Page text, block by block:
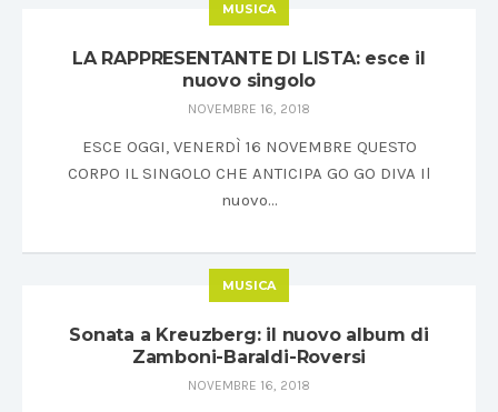
MUSICA
LA RAPPRESENTANTE DI LISTA: esce il
nuovo singolo
NOVEMBRE 16, 2018
ESCE OGGI, VENERDÌ 16 NOVEMBRE QUESTO
CORPO IL SINGOLO CHE ANTICIPA GO GO DIVA Il
nuovo…
MUSICA
Sonata a Kreuzberg: il nuovo album di
Zamboni-Baraldi-Roversi
NOVEMBRE 16, 2018